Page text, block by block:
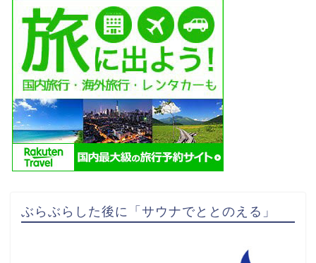
ぶらぶらした後に「サウナでととのえる」